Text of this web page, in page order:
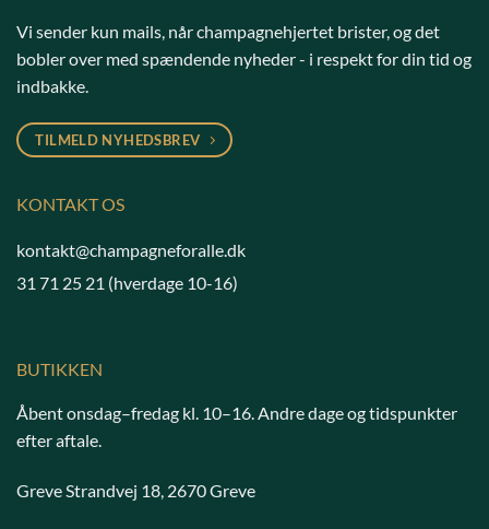
Vi sender kun mails, når champagnehjertet brister, og det
bobler over med spændende nyheder - i respekt for din tid og
indbakke.
TILMELD NYHEDSBREV
KONTAKT OS
kontakt@champagneforalle.dk
31 71 25 21 (hverdage 10-16)
BUTIKKEN
Åbent onsdag–fredag kl. 10–16. Andre dage og tidspunkter
efter aftale.
Greve Strandvej 18, 2670 Greve